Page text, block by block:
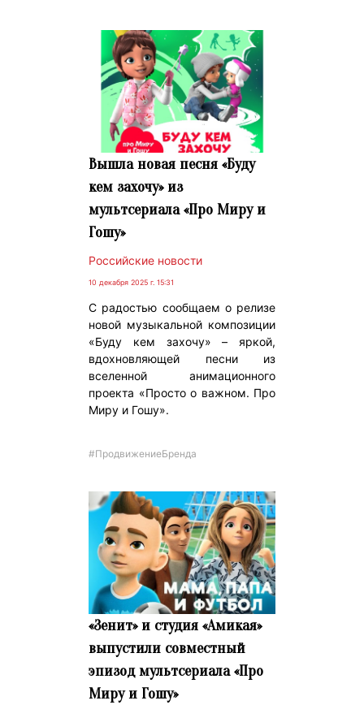
Вышла новая песня «Буду
кем захочу» из
мультсериала «Про Миру и
Гошу»
Российские новости
10 декабря 2025 г. 15:31
С радостью сообщаем о релизе
новой музыкальной композиции
«Буду кем захочу» – яркой,
вдохновляющей песни из
вселенной анимационного
проекта «Просто о важном. Про
Миру и Гошу».
#ПродвижениеБренда
«Зенит» и студия «Амикая»
выпустили совместный
эпизод мультсериала «Про
Миру и Гошу»